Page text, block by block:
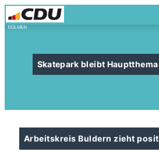
Skatepark bleibt Hauptthema
Arbeitskreis Buldern zieht